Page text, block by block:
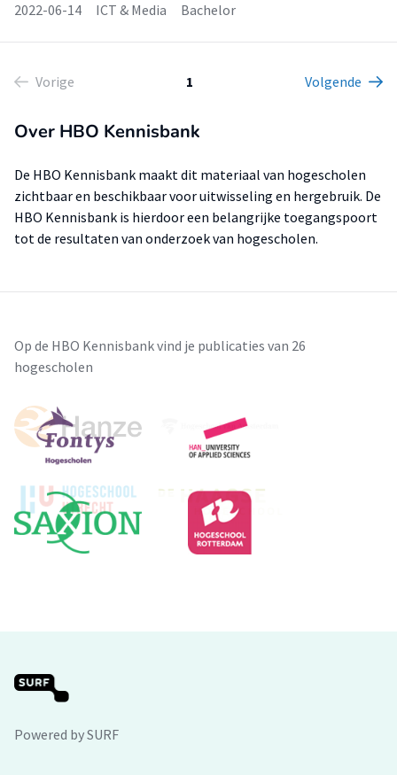
2022-06-14
ICT & Media Bachelor
Vorige 1 Volgende
Over HBO Kennisbank
De HBO Kennisbank maakt dit materiaal van hogescholen
zichtbaar en beschikbaar voor uitwisseling en hergebruik. De
HBO Kennisbank is hierdoor een belangrijke toegangspoort
tot de resultaten van onderzoek van hogescholen.
Op de HBO Kennisbank vind je publicaties van 26
hogescholen
Powered by SURF